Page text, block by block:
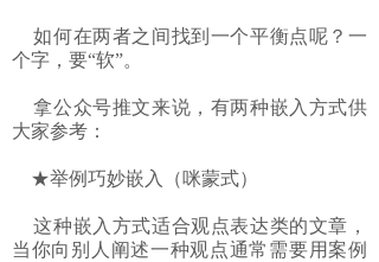
如何在两者之间找到一个平衡点呢？一
个字，要“软”。
拿公众号推文来说，有两种嵌入方式供
大家参考：
★举例巧妙嵌入（咪蒙式）
这种嵌入方式适合观点表达类的文章，
当你向别人阐述一种观点通常需要用案例